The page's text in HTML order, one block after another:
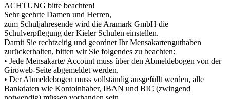
ACHTUNG bitte beachten!
Sehr geehrte Damen und Herren,
zum Schuljahresende wird die Aramark GmbH die
Schulverpflegung der Kieler Schulen einstellen.
Damit Sie rechtzeitig und geordnet Ihr Mensakartenguthaben
zurückerhalten, bitten wir Sie folgendes zu beachten:
• Jede Mensakarte/ Account muss über den Abmeldebogen von der
Giroweb-Seite abgemeldet werden.
• Der Abmeldebogen muss vollständig ausgefüllt werden, alle
Bankdaten wie Kontoinhaber, IBAN und BIC (zwingend